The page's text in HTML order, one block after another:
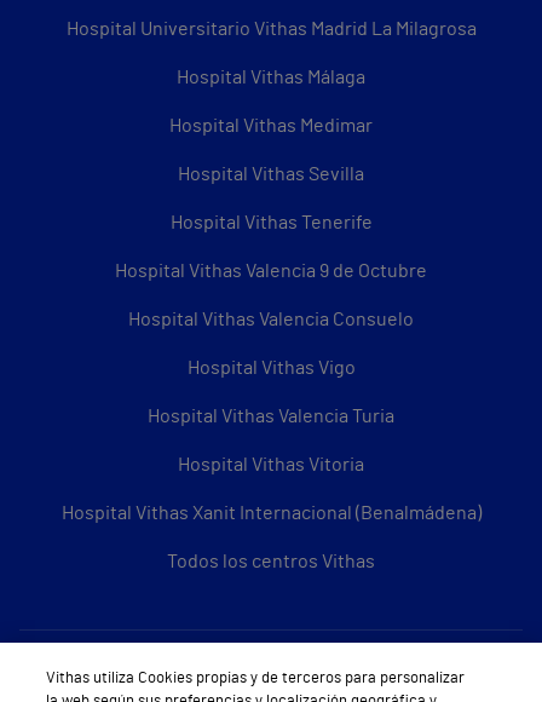
Hospital Universitario Vithas Madrid La Milagrosa
Hospital Vithas Málaga
Hospital Vithas Medimar
Hospital Vithas Sevilla
Hospital Vithas Tenerife
Hospital Vithas Valencia 9 de Octubre
Hospital Vithas Valencia Consuelo
Hospital Vithas Vigo
Hospital Vithas Valencia Turia
Hospital Vithas Vitoria
Hospital Vithas Xanit Internacional (Benalmádena)
Todos los centros Vithas
Sobre Vithas
Vithas utiliza Cookies propias y de terceros para personalizar